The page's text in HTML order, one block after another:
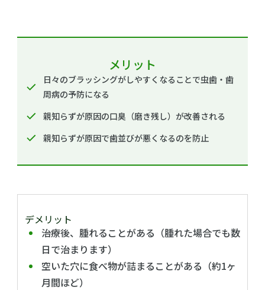
メリット
日々のブラッシングがしやすくなることで虫歯・歯
周病の予防になる
親知らずが原因の口臭（磨き残し）が改善される
親知らずが原因で歯並びが悪くなるのを防止
デメリット
治療後、腫れることがある（腫れた場合でも数
日で治まります）
空いた穴に食べ物が詰まることがある（約1ヶ
月間ほど）